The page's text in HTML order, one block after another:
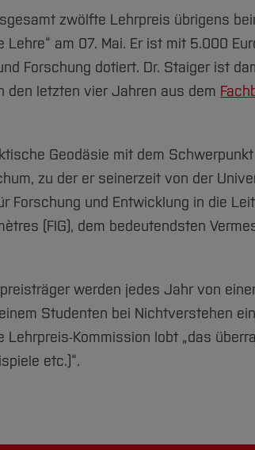
zwölfte Lehrpreis übrigens
Lehre“ am 07. Mai. Er ist mit 5.000
Forschung dotiert. Dr. Staiger ist
den letzten vier Jahren aus dem
Geodäsie mit dem Schwerpunkt
zu der er seinerzeit von der
Forschung und Entwicklung in die
(FIG), dem bedeutendsten
werden jedes Jahr von
Studenten bei Nichtverstehen
Kommission lobt „das
etc.)“.